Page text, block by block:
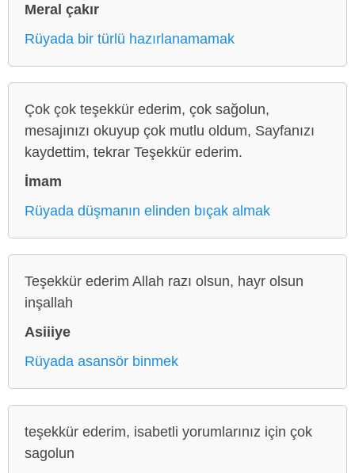
Meral çakır
Rüyada bir türlü hazırlanamamak
Çok çok teşekkür ederim, çok sağolun,
mesajınızı okuyup çok mutlu oldum, Sayfanızı
kaydettim, tekrar Teşekkür ederim.
İmam
Rüyada düşmanın elinden bıçak almak
Teşekkür ederim Allah razı olsun, hayr olsun
inşallah
Asiiiye
Rüyada asansör binmek
teşekkür ederim, isabetli yorumlarınız için çok
sagolun